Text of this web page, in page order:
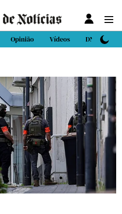
Opinião Vídeos DN Sport